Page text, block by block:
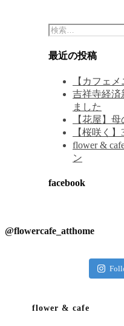
最近の投稿
【カフェ
吉祥寺経済
ました
【花屋】
【桜咲く
flower &
ン
facebook
@flowercafe_atthome
flower & cafe